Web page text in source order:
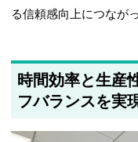
る信頼感向上につなが
時間効率と生産
フバランスを実